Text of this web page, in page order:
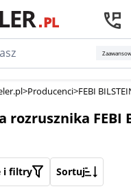
>Producenci>FEBI
rozrusznika FEBI
i filtry Sortuj